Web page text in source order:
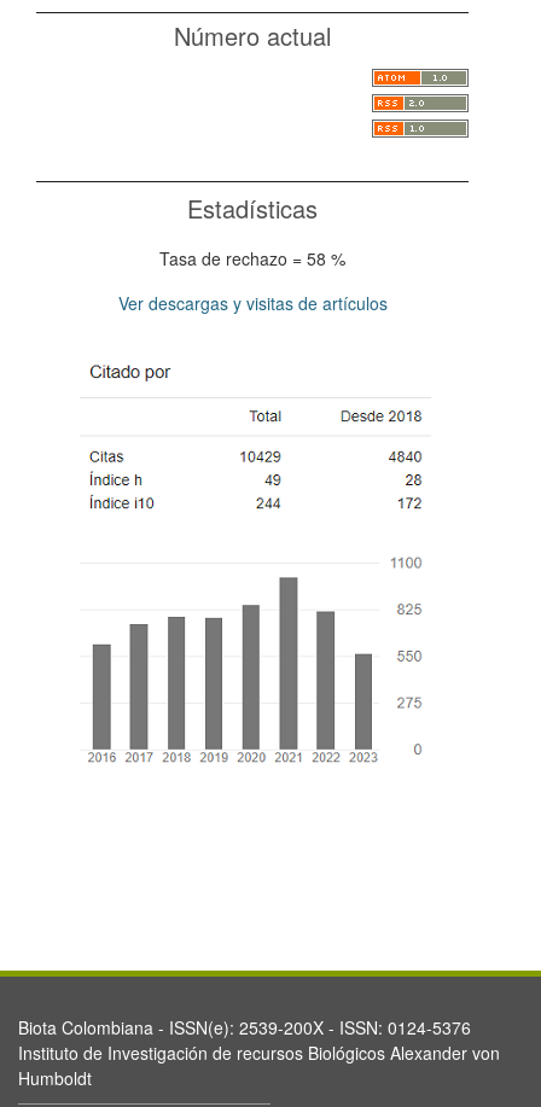
Número actual
Estadísticas
Tasa de rechazo = 58 %
Ver descargas y visitas de artículos
Biota Colombiana - ISSN(e): 2539-200X - ISSN: 0124-5376
Instituto de Investigación de recursos Biológicos Alexander von
Humboldt